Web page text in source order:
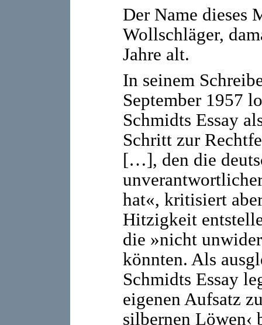
Der Name dieses
Wollschläger,
Jahre alt.
In seinem
September 1957
Schmidts Essay
Schritt zur
[…], den die
hat«, kritisiert
Hitzigkeit
die »nicht
könnten. Als
Schmidts Essay
eigenen Aufsatz
silbernen Löwen‹